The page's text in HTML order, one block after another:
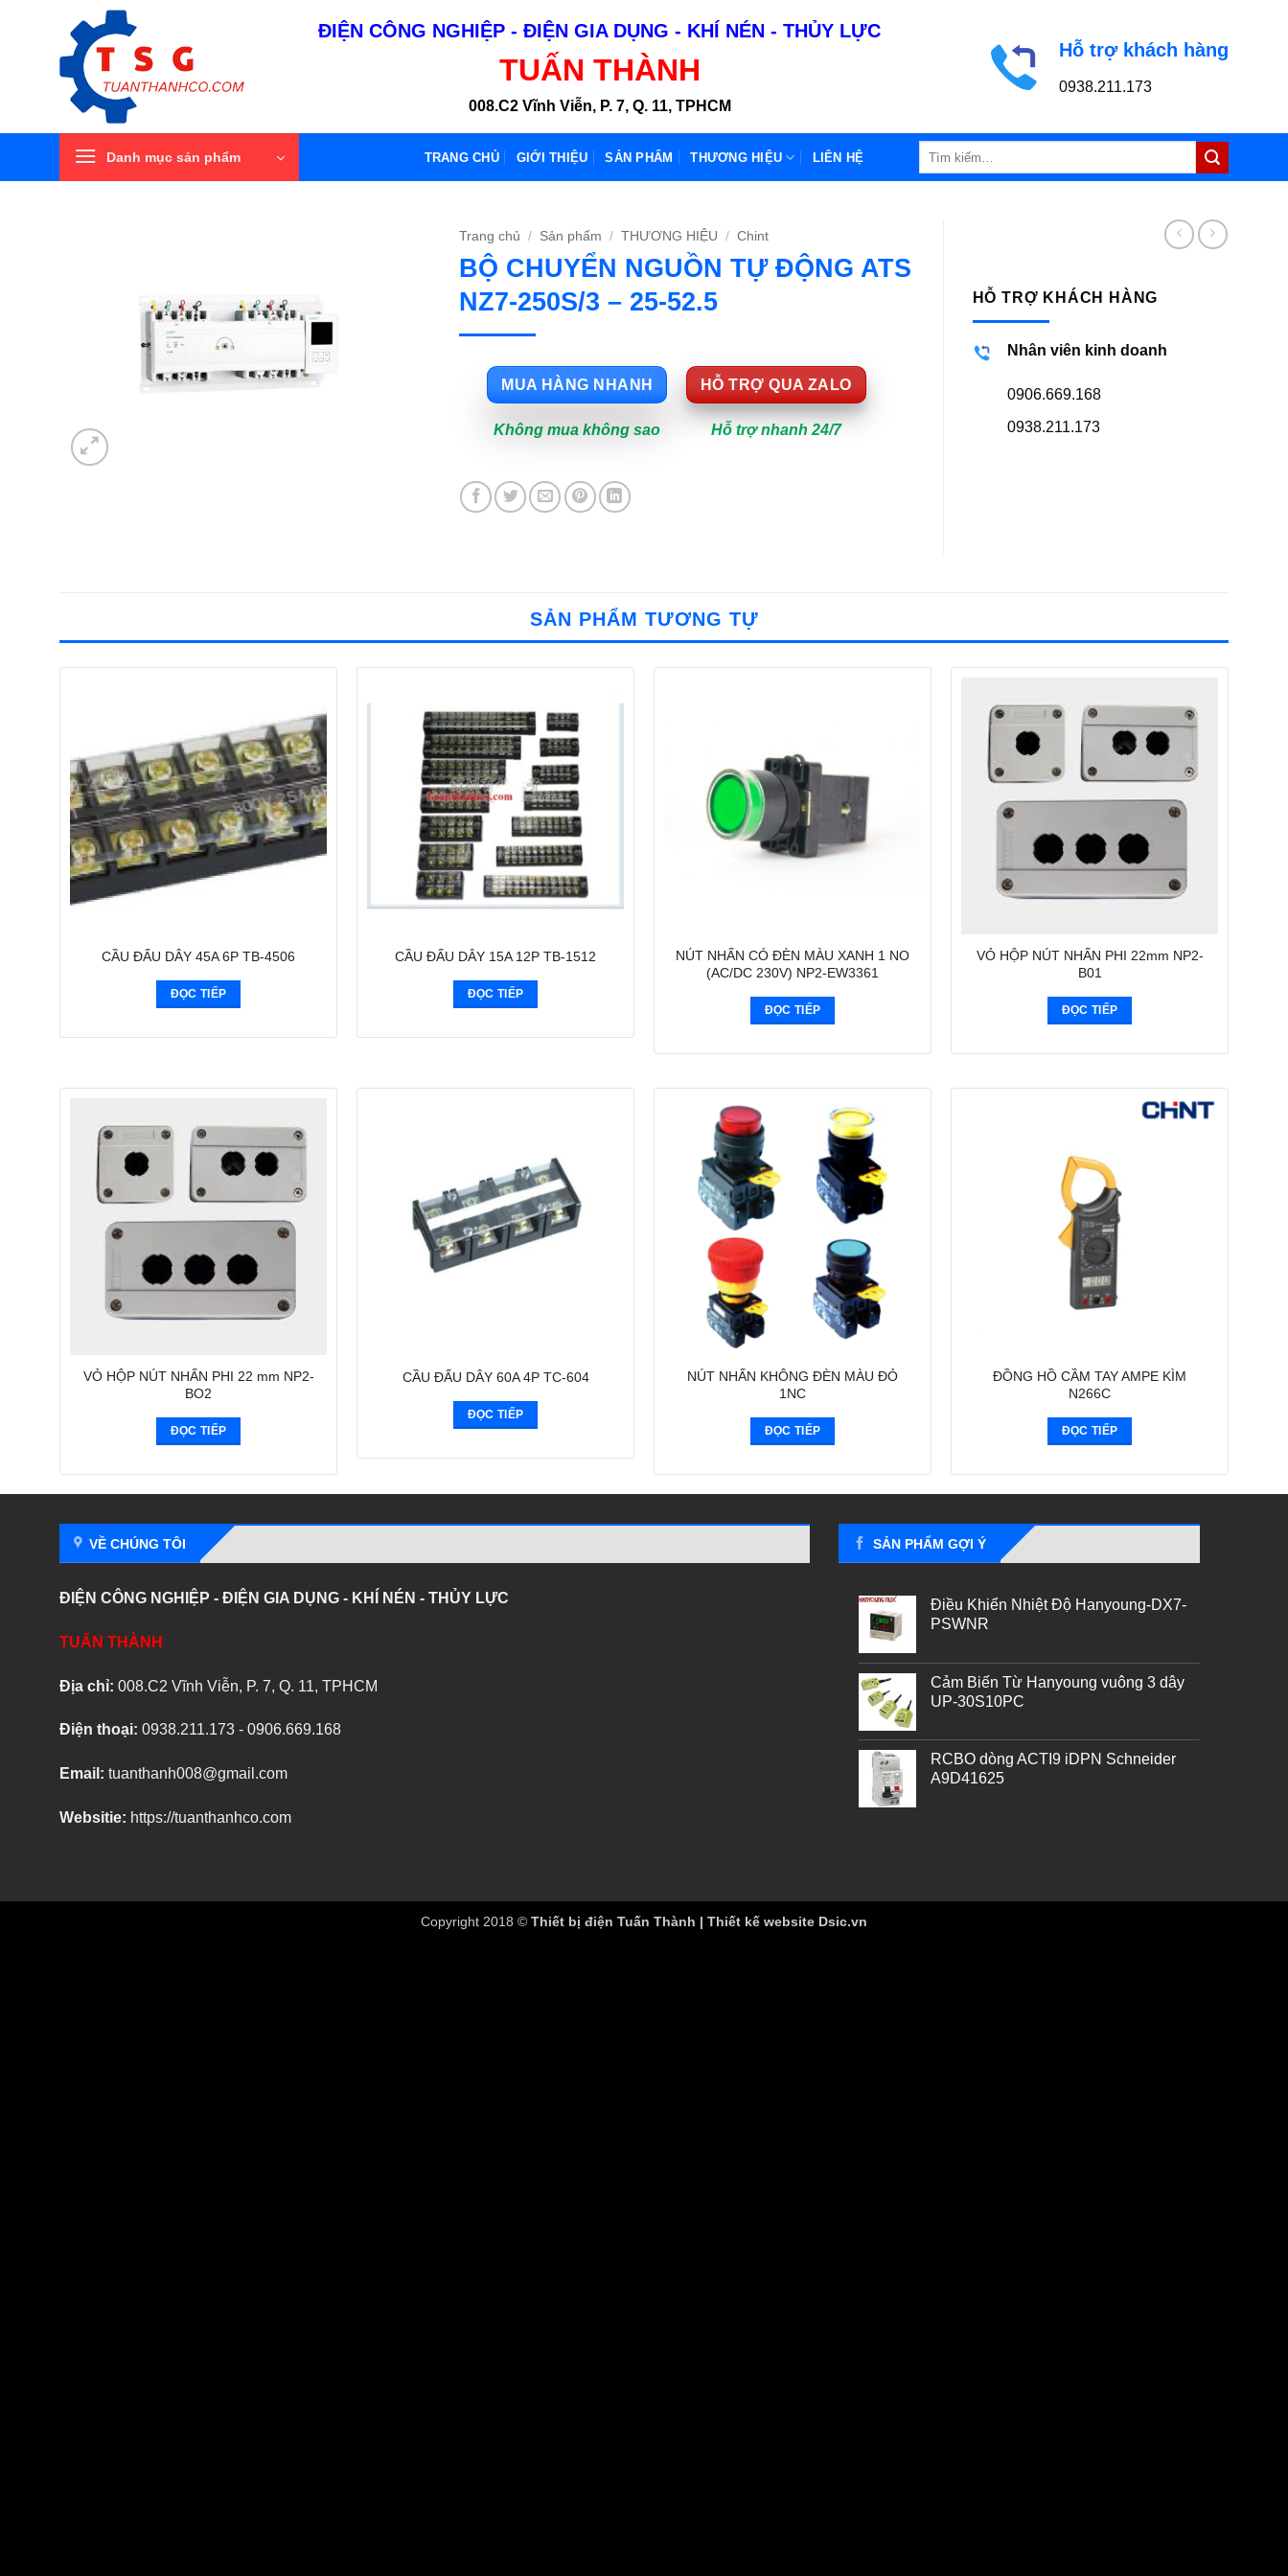
ĐIỆN CÔNG NGHIỆP - ĐIỆN GIA DỤNG - KHÍ NÉN - THỦY LỰC
TUẤN THÀNH
008.C2 Vĩnh Viễn, P. 7, Q. 11, TPHCM
Hỗ trợ khách hàng
0938.211.173
Danh mục sản phẩm TRANG CHỦ GIỚI THIỆU SẢN PHẨM THƯƠNG HIỆU LIÊN HỆ
Trang chủ / Sản phẩm / THƯƠNG HIỆU / Chint
BỘ CHUYỂN NGUỒN TỰ ĐỘNG ATS
NZ7-250S/3 – 25-52.5
MUA HÀNG NHANH
Không mua không sao
HỖ TRỢ QUA ZALO
Hỗ trợ nhanh 24/7
HỖ TRỢ KHÁCH HÀNG
Nhân viên kinh doanh
0906.669.168
0938.211.173
SẢN PHẨM TƯƠNG TỰ
CẦU ĐẤU DÂY 45A 6P TB-4506
ĐỌC TIẾP
CẦU ĐẤU DÂY 15A 12P TB-1512
ĐỌC TIẾP
NÚT NHẤN CÓ ĐÈN MÀU XANH 1 NO
(AC/DC 230V) NP2-EW3361
ĐỌC TIẾP
VỎ HỘP NÚT NHẤN PHI 22mm NP2-
B01
ĐỌC TIẾP
VỎ HỘP NÚT NHẤN PHI 22 mm NP2-
BO2
ĐỌC TIẾP
CẦU ĐẤU DÂY 60A 4P TC-604
ĐỌC TIẾP
NÚT NHẤN KHÔNG ĐÈN MÀU ĐỎ
1NC
ĐỌC TIẾP
ĐỒNG HỒ CẦM TAY AMPE KÌM
N266C
ĐỌC TIẾP
VỀ CHÚNG TÔI
ĐIỆN CÔNG NGHIỆP - ĐIỆN GIA DỤNG - KHÍ NÉN - THỦY LỰC
TUẤN THÀNH
Địa chỉ: 008.C2 Vĩnh Viễn, P. 7, Q. 11, TPHCM
Điện thoại: 0938.211.173 - 0906.669.168
Email: tuanthanh008@gmail.com
Websitie: https://tuanthanhco.com
SẢN PHẨM GỢI Ý
Điều Khiển Nhiệt Độ Hanyoung-DX7-
PSWNR
Cảm Biến Từ Hanyoung vuông 3 dây
UP-30S10PC
RCBO dòng ACTI9 iDPN Schneider
A9D41625
Copyright 2018 © Thiết bị điện Tuấn Thành | Thiết kế website Dsic.vn